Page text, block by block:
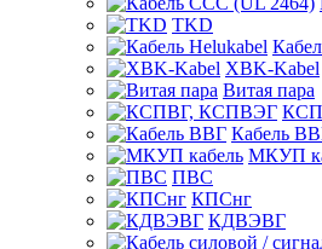
TKD
XBK-Kabel
Витая пара
Кабель
МКУП
ПВС
КПСнг
КДВЭВГ